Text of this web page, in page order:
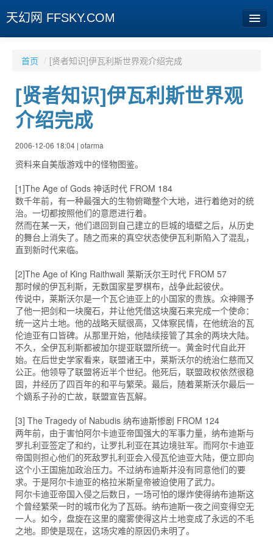
天幻网 FFSKY.COM
周边
娱乐
社区
旧版临时
首页 / [贤者知识]伊瓦利斯世界观介绍完成
[贤者知识]伊瓦利斯世界观
介绍完成
2006-12-06 18:04 | otarma
资料来自美版游戏中的怪物图鉴。
[1]The Age of Gods 神话时代 FROM 184
数千年前，有一种最强大的生物俯瞰整个大地，进行着绝对的统
治。一切都按照他们的意愿进行着。
然而在某一天，他们退回到自己建立的巨城的墙壁之后，从历史
的舞台上消失了。随之而来的真空状态使伊瓦利斯陷入了混乱，
直到新时代来临。
[2]The Age of King Raithwall 莱斯沃尔王时代 FROM 57
那时候的伊瓦利斯，无数国家星罗棋布，战争此起彼伏。
传说中，莱斯沃尔是一个瓦仑迪亚上的小国家的贵族。众神赐予
了他一把剑和一块魔石，并让他凭借这块魔石来完成一个使命：
统一这片土地。他的战略天赋很高，又体察民情，在他统治的瓦
伦迪亚有口皆碑。从那里开始，他陆续接管了其余的两块大陆。
不久，全伊瓦利斯都被加尔提亚联盟所统一。黄金时代自此开
始。在后世史学家看来，联盟诸王中，莱斯沃尔的统治仁慈而又
公正。他领导了联盟将近半个世纪。他死后，联盟政权依然很稳
固，并经历了四百年的和平与繁荣。最后，随着莱斯沃尔最后一
个嫡系子孙的亡故，联盟宣告瓦解。
[3] The Tragedy of Nabudis 纳布迪斯惨剧 FROM 124
两年前，由于害怕阿尔卡迪亚帝国强大的军事力量，纳布迪斯与
罗扎利亚签定了和约，让罗扎利亚在其边境驻军。而阿尔卡迪亚
帝国则担心他们的死敌罗扎利亚会入侵瓦伦迪亚大陆，便立即向
这个小王国施加政治压力。不过纳布迪斯并没有同意他们的要
求。于是阿尔卡迪亚的格拉米斯皇帝被迫使用了武力。
阿尔卡迪亚帝国入侵之后数日，一场可怕的爆炸使得纳布迪斯这
个曾经繁荣一时的城市化为了瓦砾。纳布迪斯一夜之间变得空无
一人。如今，盘旋在这里的魔雾使得这片土地变成了永远的不毛
之地。即使是现在，这场灾难的原因仍未明了。